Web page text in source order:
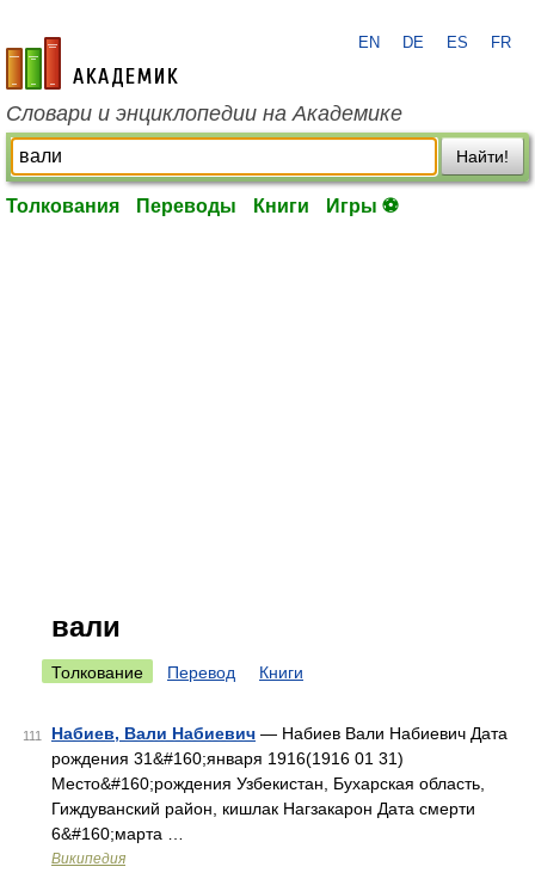
academic.ru
EN DE ES FR
Словари и энциклопедии на Академике
Найти!
Толкования Переводы Книги Игры ⚽
вали
Толкование Перевод Книги
111 Набиев, Вали Набиевич — Набиев Вали Набиевич Дата
рождения 31&#160;января 1916(1916 01 31)
Место&#160;рождения Узбекистан, Бухарская область,
Гиждуванский район, кишлак Нагзакарон Дата смерти
6&#160;марта …
Википедия